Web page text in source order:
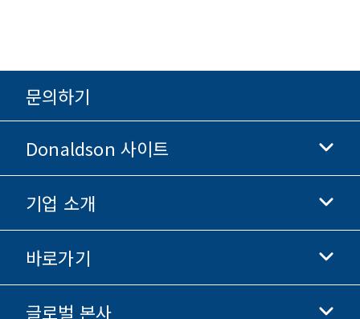
문의하기
Donaldson 사이트
Donaldson 생명과학
Donaldson 쇼핑
기업 소개
기업 정보
윤리 및 준법 경영
바로가기
투자자 정보
글로벌 본사